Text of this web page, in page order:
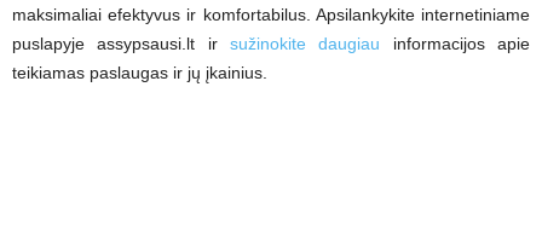
maksimaliai efektyvus ir komfortabilus. Apsilankykite internetiniame
puslapyje assypsausi.lt ir sužinokite daugiau informacijos apie
teikiamas paslaugas ir jų įkainius.